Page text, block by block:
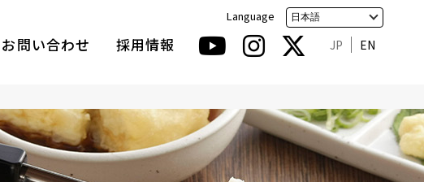
お問い合わせ 採用情報 JP EN
Language